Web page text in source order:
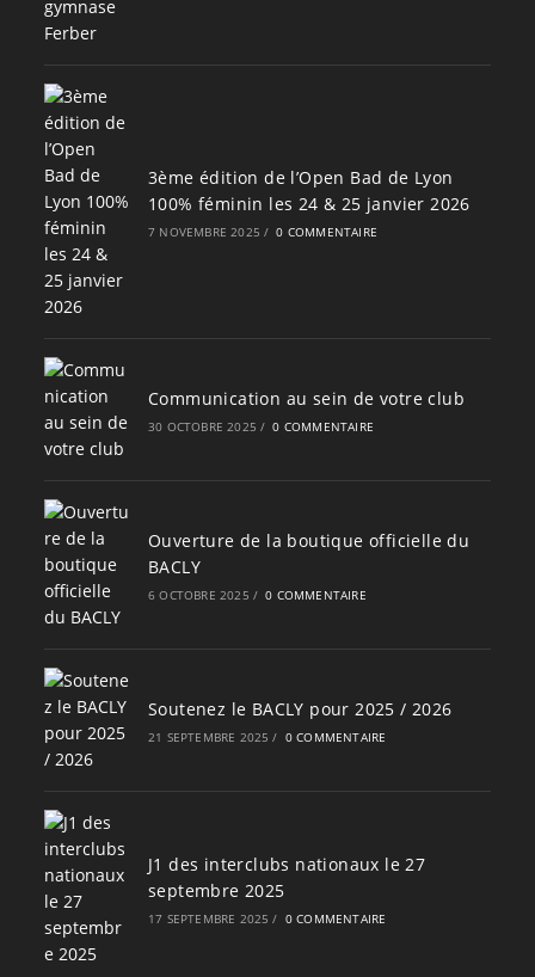
3ème édition de l’Open Bad de Lyon
100% féminin les 24 & 25 janvier 2026
7 NOVEMBRE 2025 / 0 COMMENTAIRE
Communication au sein de votre club
30 OCTOBRE 2025 / 0 COMMENTAIRE
Ouverture de la boutique officielle du
BACLY
6 OCTOBRE 2025 / 0 COMMENTAIRE
Soutenez le BACLY pour 2025 / 2026
21 SEPTEMBRE 2025 / 0 COMMENTAIRE
J1 des interclubs nationaux le 27
septembre 2025
17 SEPTEMBRE 2025 / 0 COMMENTAIRE